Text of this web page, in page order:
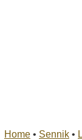
Home • Sennik •